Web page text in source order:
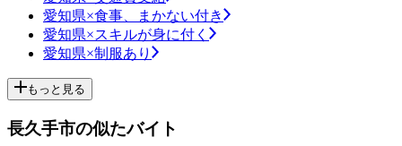
愛知県×食事、まかない付き
愛知県×スキルが身に付く
愛知県×制服あり
もっと見る
長久手市の似たバイト